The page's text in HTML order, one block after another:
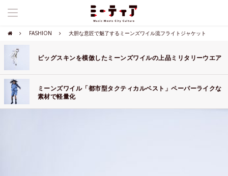
FASHION 大胆な意匠で魅了するミーンズワイル流フライトジャケット
ピッグスキンを模倣したミーンズワイルの上品ミリタリーウエア
ミーンズワイル「都市型タクティカルベスト」ペーパーライクな
素材で軽量化